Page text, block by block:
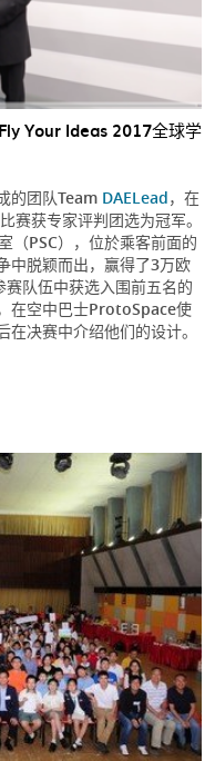
Your Ideas 2017全球学
的团队Team DAELead，在
赛获专家评判团选为冠军。
（PSC），位於乘客前面的
中脱颖而出，赢得了3万欧
队伍中获选入围前五名的
在空中巴士ProtoSpace使
决赛中介绍他们的设计。